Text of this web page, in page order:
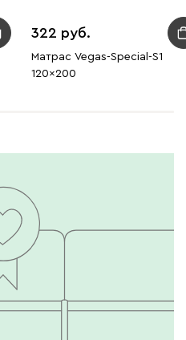
322
Матрас Vegas-Special-S1
120x200